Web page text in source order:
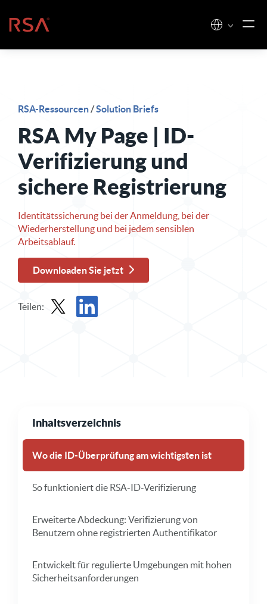
Startseite
RSA-Ressourcen/Solution Briefs
RSA My Page | ID-
Verifizierung und
sichere Registrierung
Identitätssicherung bei der Anmeldung, bei der
Wiederherstellung und bei jedem sensiblen
Arbeitsablauf.
Downloaden Sie jetzt
Teilen:
Inhaltsverzeichnis
Wo die ID-Überprüfung am wichtigsten ist
So funktioniert die RSA-ID-Verifizierung
Erweiterte Abdeckung: Verifizierung von
Benutzern ohne registrierten Authentifikator
Entwickelt für regulierte Umgebungen mit hohen
Sicherheitsanforderungen